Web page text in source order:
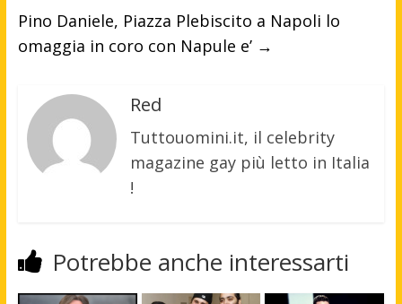
Pino Daniele, Piazza Plebiscito a Napoli lo
omaggia in coro con Napule e’ →
Red
Tuttouomini.it, il celebrity
magazine gay più letto in Italia
!
Potrebbe anche interessarti